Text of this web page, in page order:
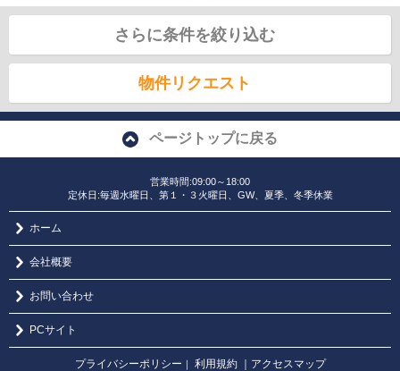
さらに条件を絞り込む
物件リクエスト
ページトップに戻る
営業時間:09:00～18:00
定休日:毎週水曜日、第１・３火曜日、GW、夏季、冬季休業
ホーム
会社概要
お問い合わせ
PCサイト
プライバシーポリシー ｜ 利用規約 ｜アクセスマップ